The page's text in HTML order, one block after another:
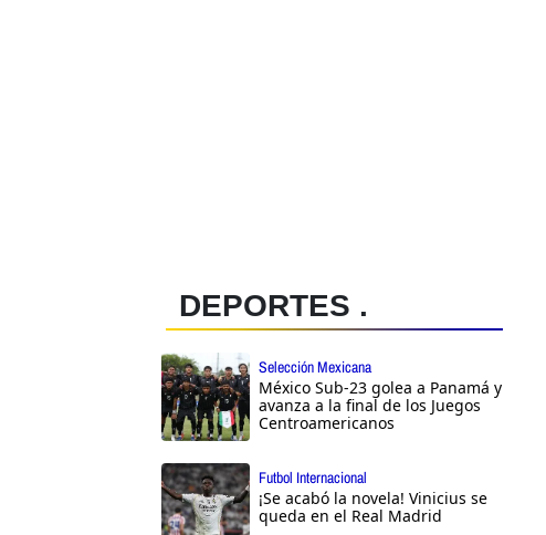
DEPORTES .
Selección Mexicana
México Sub-23 golea a Panamá y
avanza a la final de los Juegos
Centroamericanos
Futbol Internacional
¡Se acabó la novela! Vinicius se
queda en el Real Madrid